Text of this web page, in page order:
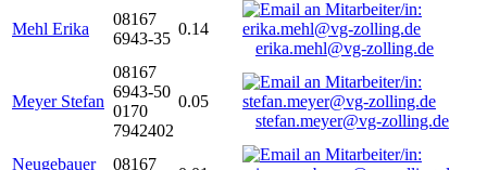
Mehl Erika
08167
6943-35
0.14
erika.mehl@vg-zolling.de
Meyer Stefan
08167
6943-50
0170
7942402
0.05
stefan.meyer@vg-zolling.de
Neugebauer
08167